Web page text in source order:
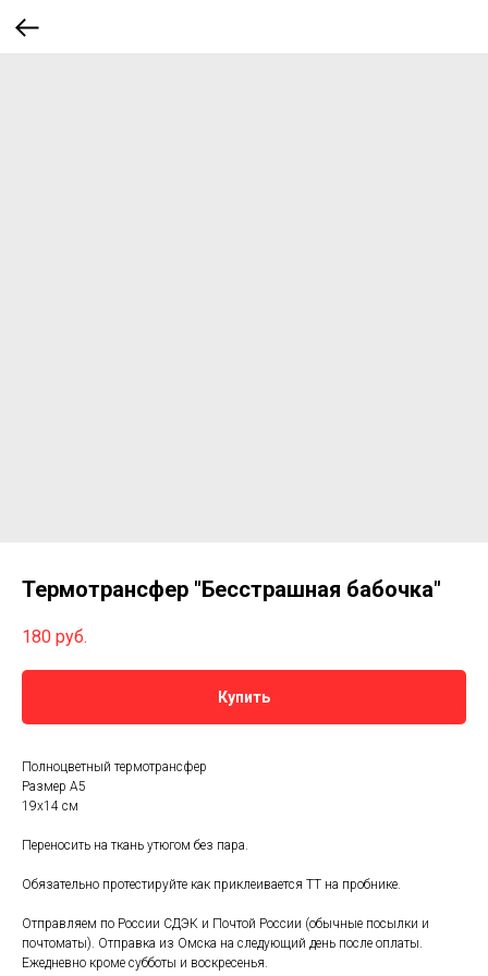
Термотрансфер "Бесстрашная бабочка"
180 руб.
Купить
Полноцветный термотрансфер
Размер А5
19х14 см
Переносить на ткань утюгом без пара.
Обязательно протестируйте как приклеивается ТТ на пробнике.
Отправляем по России СДЭК и Почтой России (обычные посылки и
почтоматы). Отправка из Омска на следующий день после оплаты.
Ежедневно кроме субботы и воскресенья.